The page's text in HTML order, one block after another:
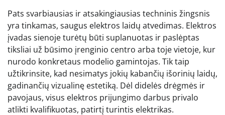
Pats svarbiausias ir atsakingiausias techninis žingsnis
yra tinkamas, saugus elektros laidų atvedimas. Elektros
įvadas sienoje turėtų būti suplanuotas ir paslėptas
tiksliai už būsimo įrenginio centro arba toje vietoje, kur
nurodo konkretaus modelio gamintojas. Tik taip
užtikrinsite, kad nesimatys jokių kabančių išorinių laidų,
gadinančių vizualinę estetiką. Dėl didelės drėgmės ir
pavojaus, visus elektros prijungimo darbus privalo
atlikti kvalifikuotas, patirtį turintis elektrikas.